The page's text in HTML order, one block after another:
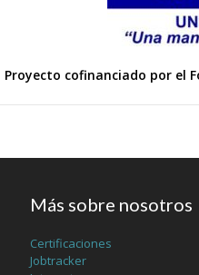
Proyecto cofinanciado por el
Más sobre nosotros
Certificaciones
Jobtracker